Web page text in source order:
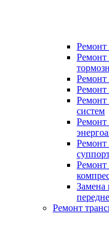
Ремонт
Ремонт
Ремонт
Ремонт
Ремонт
систем
Ремонт
Ремонт
Ремонт
Замена
Ремонт